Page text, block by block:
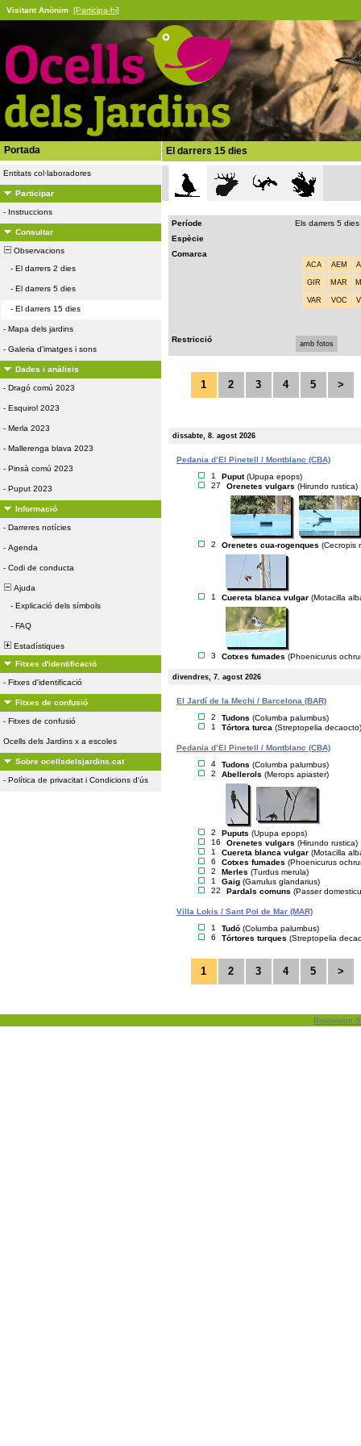
Visitant Anònim [Participa-hi]
Portada
Entitats col·laboradores
Participar
- Instruccions
Consultar
Observacions
- El darrers 2 dies
- El darrers 5 dies
- El darrers 15 dies
- Mapa dels jardins
- Galeria d'imatges i sons
Dades i anàlisis
- Dragó comú 2023
- Esquirol 2023
- Merla 2023
- Mallerenga blava 2023
- Pinsà comú 2023
- Puput 2023
Informació
- Darreres notícies
- Agenda
- Codi de conducta
Ajuda
- Explicació dels símbols
- FAQ
Estadístiques
Fitxes d'identificació
- Fitxes d'identificació
Fitxes de confusió
- Fitxes de confusió
Ocells dels Jardins x a escoles
Sobre ocellsdelsjardins.cat
- Política de privacitat i Condicions d'ús
El darrers 15 dies
Període
Els darrers 5 dies
Espècie
Comarca
ACA AEM
GIR MAR
VAR VOC
Restricció amb fotos
1 2 3 4 5 >
dissabte, 8. agost 2026
Pedania d’El Pinetell / Montblanc (CBA)
1
Puput (Upupa epops)
27
Orenetes vulgars (Hirundo rustica)
2 Orenetes cua-rogenques (Cecropis
1 Cuereta blanca vulgar (Motacilla
3 Cotxes fumades (Phoenicurus
divendres, 7. agost 2026
El Jardí de la Mechi / Barcelona (BAR)
2
Tudons (Columba palumbus)
1
Tórtora turca (Streptopelia decaocto)
Pedania d’El Pinetell / Montblanc (CBA)
4
Tudons (Columba palumbus)
2
Abellerols (Merops apiaster)
2 Puputs (Upupa epops)
16
Orenetes vulgars (Hirundo rustica)
1
Cuereta blanca vulgar (Motacilla
6
Cotxes fumades (Phoenicurus
2
Merles (Turdus merula)
1
Gaig (Garrulus glandarius)
22
Pardals comuns (Passer
Villa Lokis / Sant Pol de Mar (MAR)
1
Tudó (Columba palumbus)
6
Tórtores turques (Streptopelia
1 2 3 4 5 >
Biolovision